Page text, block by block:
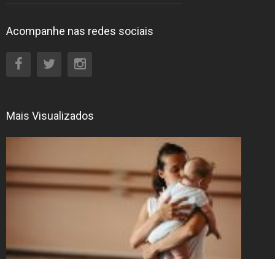
Acompanhe nas redes sociais
Mais Visualizados